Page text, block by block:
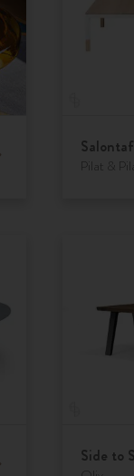
Pilat &
Side to